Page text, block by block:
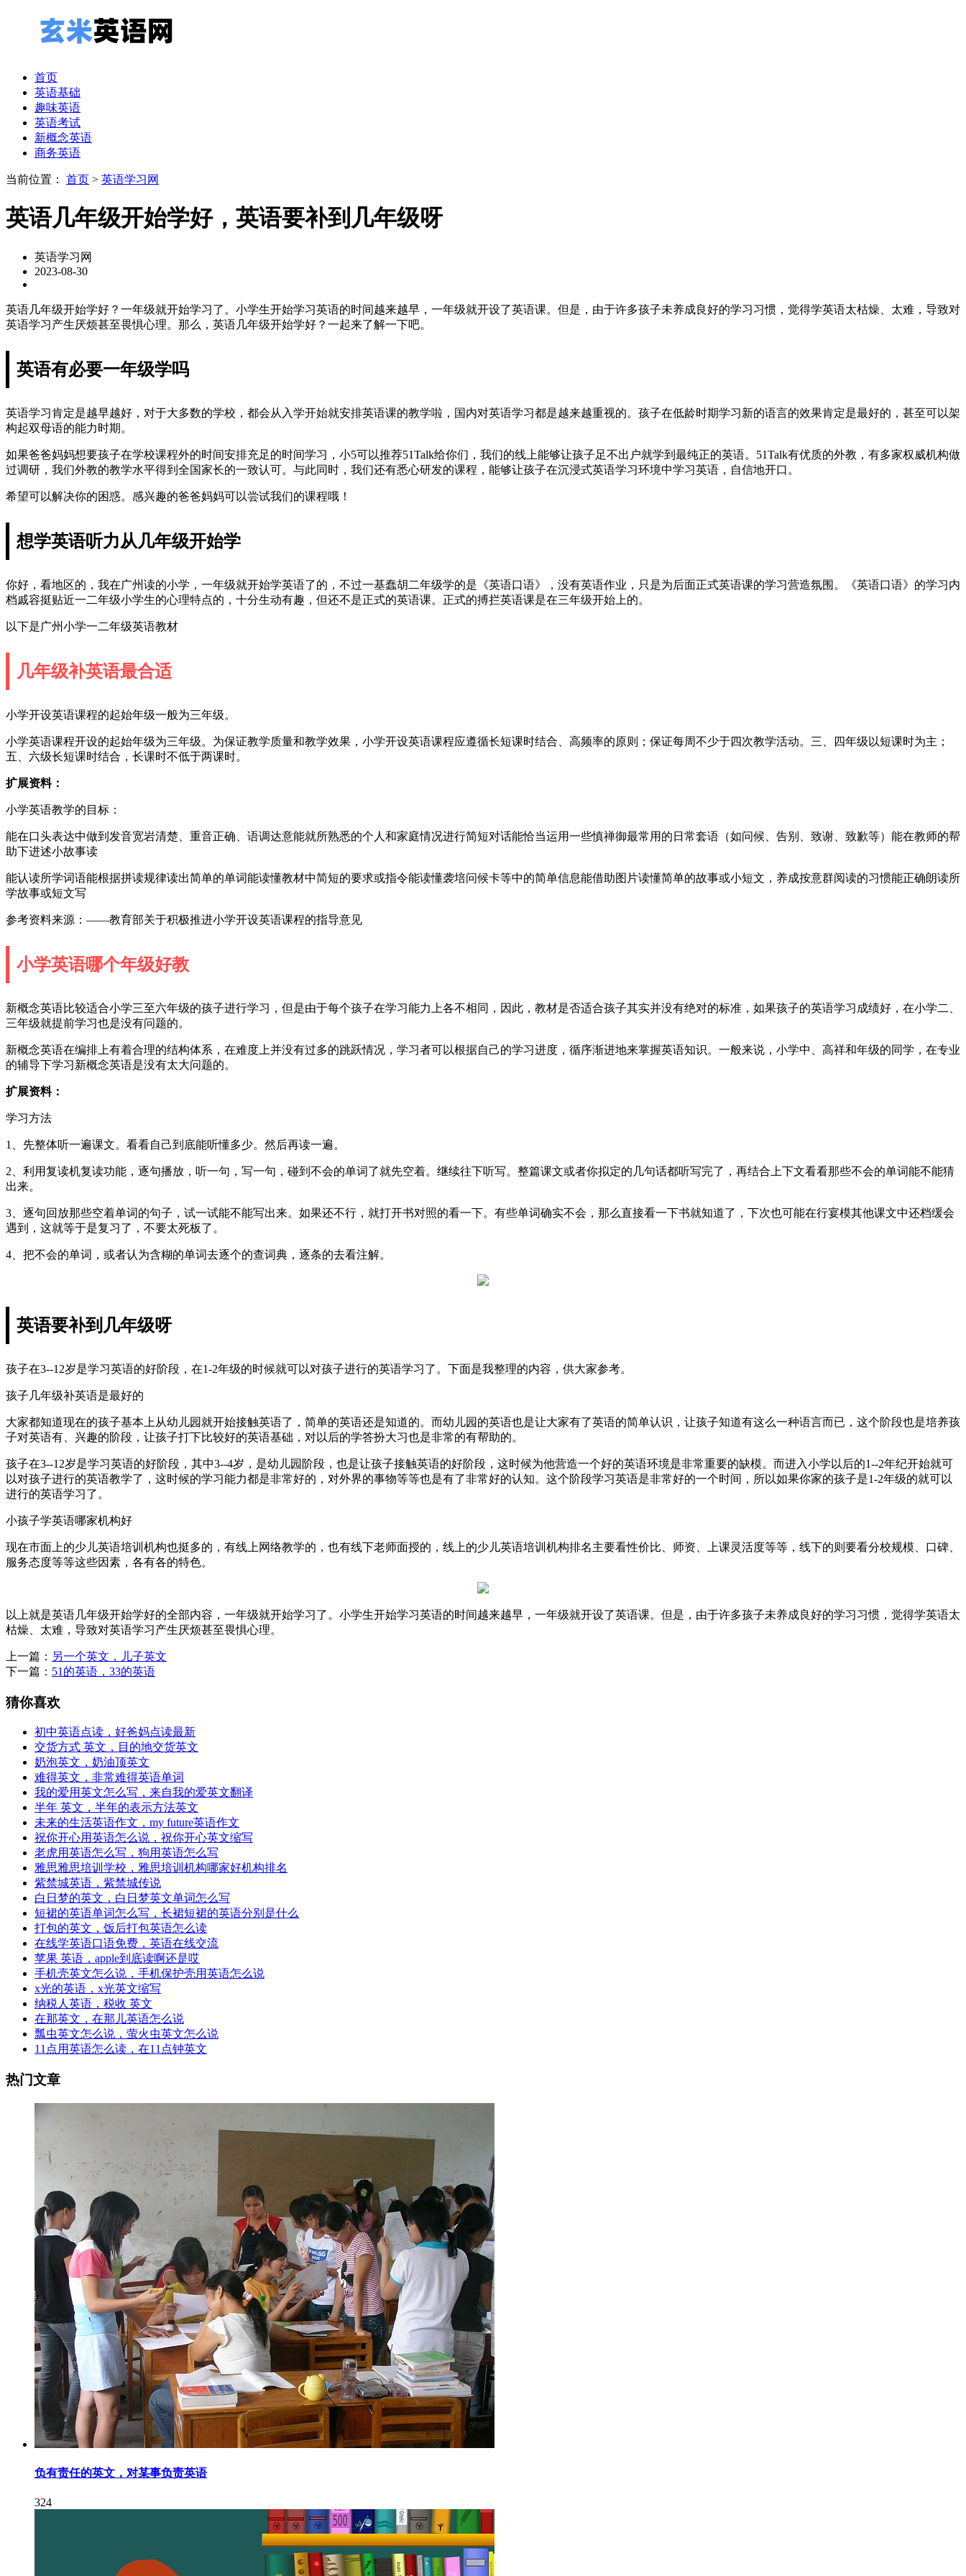
首页
英语基础
趣味英语
英语考试
新概念英语
商务英语
当前位置： 首页 > 英语学习网
英语几年级开始学好，英语要补到几年级呀
英语学习网
2023-08-30
英语几年级开始学好？一年级就开始学习了。小学生开始学习英语的时间越来越早，一年级就开设了英语课。但是，由于许多孩子未养成良好的学习习惯，觉得学英语太枯燥、太难，导致对
英语学习产生厌烦甚至畏惧心理。那么，英语几年级开始学好？一起来了解一下吧。
英语有必要一年级学吗
英语学习肯定是越早越好，对于大多数的学校，都会从入学开始就安排英语课的教学啦，国内对英语学习都是越来越重视的。孩子在低龄时期学习新的语言的效果肯定是最好的，甚至可以架
构起双母语的能力时期。
如果爸爸妈妈想要孩子在学校课程外的时间安排充足的时间学习，小5可以推荐51Talk给你们，我们的线上能够让孩子足不出户就学到最纯正的英语。51Talk有优质的外教，有多家权威机构做
过调研，我们外教的教学水平得到全国家长的一致认可。与此同时，我们还有悉心研发的课程，能够让孩子在沉浸式英语学习环境中学习英语，自信地开口。
希望可以解决你的困惑。感兴趣的爸爸妈妈可以尝试我们的课程哦！
想学英语听力从几年级开始学
你好，看地区的，我在广州读的小学，一年级就开始学英语了的，不过一基蠢胡二年级学的是《英语口语》，没有英语作业，只是为后面正式英语课的学习营造氛围。《英语口语》的学习内
档戚容挺贴近一二年级小学生的心理特点的，十分生动有趣，但还不是正式的英语课。正式的搏拦英语课是在三年级开始上的。
以下是广州小学一二年级英语教材
几年级补英语最合适
小学开设英语课程的起始年级一般为三年级。
小学英语课程开设的起始年级为三年级。为保证教学质量和教学效果，小学开设英语课程应遵循长短课时结合、高频率的原则；保证每周不少于四次教学活动。三、四年级以短课时为主；
五、六级长短课时结合，长课时不低于两课时。
扩展资料：
小学英语教学的目标：
能在口头表达中做到发音宽岩清楚、重音正确、语调达意能就所熟悉的个人和家庭情况进行简短对话能恰当运用一些慎禅御最常用的日常套语（如问候、告别、致谢、致歉等）能在教师的帮
助下进述小故事读
能认读所学词语能根据拼读规律读出简单的单词能读懂教材中简短的要求或指令能读懂袭培问候卡等中的简单信息能借助图片读懂简单的故事或小短文，养成按意群阅读的习惯能正确朗读所
学故事或短文写
参考资料来源：——教育部关于积极推进小学开设英语课程的指导意见
小学英语哪个年级好教
新概念英语比较适合小学三至六年级的孩子进行学习，但是由于每个孩子在学习能力上各不相同，因此，教材是否适合孩子其实并没有绝对的标准，如果孩子的英语学习成绩好，在小学二、
三年级就提前学习也是没有问题的。
新概念英语在编排上有着合理的结构体系，在难度上并没有过多的跳跃情况，学习者可以根据自己的学习进度，循序渐进地来掌握英语知识。一般来说，小学中、高祥和年级的同学，在专业
的辅导下学习新概念英语是没有太大问题的。
扩展资料：
学习方法
1、先整体听一遍课文。看看自己到底能听懂多少。然后再读一遍。
2、利用复读机复读功能，逐句播放，听一句，写一句，碰到不会的单词了就先空着。继续往下听写。整篇课文或者你拟定的几句话都听写完了，再结合上下文看看那些不会的单词能不能猜
出来。
3、逐句回放那些空着单词的句子，试一试能不能写出来。如果还不行，就打开书对照的看一下。有些单词确实不会，那么直接看一下书就知道了，下次也可能在行宴模其他课文中还档缓会
遇到，这就等于是复习了，不要太死板了。
4、把不会的单词，或者认为含糊的单词去逐个的查词典，逐条的去看注解。
英语要补到几年级呀
孩子在3--12岁是学习英语的好阶段，在1-2年级的时候就可以对孩子进行的英语学习了。下面是我整理的内容，供大家参考。
孩子几年级补英语是最好的
大家都知道现在的孩子基本上从幼儿园就开始接触英语了，简单的英语还是知道的。而幼儿园的英语也是让大家有了英语的简单认识，让孩子知道有这么一种语言而已，这个阶段也是培养孩
子对英语有、兴趣的阶段，让孩子打下比较好的英语基础，对以后的学答扮大习也是非常的有帮助的。
孩子在3--12岁是学习英语的好阶段，其中3--4岁，是幼儿园阶段，也是让孩子接触英语的好阶段，这时候为他营造一个好的英语环境是非常重要的缺模。而进入小学以后的1--2年纪开始就可
以对孩子进行的英语教学了，这时候的学习能力都是非常好的，对外界的事物等等也是有了非常好的认知。这个阶段学习英语是非常好的一个时间，所以如果你家的孩子是1-2年级的就可以
进行的英语学习了。
小孩子学英语哪家机构好
现在市面上的少儿英语培训机构也挺多的，有线上网络教学的，也有线下老师面授的，线上的少儿英语培训机构排名主要看性价比、师资、上课灵活度等等，线下的则要看分校规模、口碑、
服务态度等等这些因素，各有各的特色。
以上就是英语几年级开始学好的全部内容，一年级就开始学习了。小学生开始学习英语的时间越来越早，一年级就开设了英语课。但是，由于许多孩子未养成良好的学习习惯，觉得学英语太
枯燥、太难，导致对英语学习产生厌烦甚至畏惧心理。
上一篇： 另一个英文，儿子英文
下一篇： 51的英语，33的英语
猜你喜欢
初中英语点读，好爸妈点读最新
交货方式 英文，目的地交货英文
奶泡英文，奶油顶英文
难得英文，非常难得英语单词
我的爱用英文怎么写，来自我的爱英文翻译
半年 英文，半年的表示方法英文
未来的生活英语作文，my future英语作文
祝你开心用英语怎么说，祝你开心英文缩写
老虎用英语怎么写，狗用英语怎么写
雅思雅思培训学校，雅思培训机构哪家好机构排名
紫禁城英语，紫禁城传说
白日梦的英文，白日梦英文单词怎么写
短裙的英语单词怎么写，长裙短裙的英语分别是什么
打包的英文，饭后打包英语怎么读
在线学英语口语免费，英语在线交流
苹果 英语，apple到底读啊还是哎
手机壳英文怎么说，手机保护壳用英语怎么说
x光的英语，x光英文缩写
纳税人英语，税收 英文
在那英文，在那儿英语怎么说
瓢虫英文怎么说，萤火虫英文怎么说
11点用英语怎么读，在11点钟英文
热门文章
负有责任的英文，对某事负责英语
324